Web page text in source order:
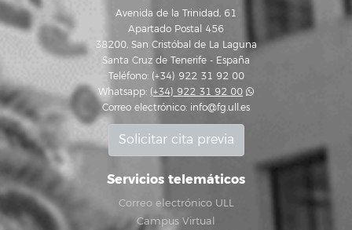
Avenida de la Trinidad, 61
Apartado Postal 456
38200, San Cristóbal de La Laguna
Santa Cruz de Tenerife - España
Teléfono: (+34) 922 31 92 00
Whatsapp: (+34) 922 31 92 00
Correo electrónico: info@fg.ull.es
Solicitar cita previa
Servicios telemáticos
Correo electrónico ULL
Campus Virtual